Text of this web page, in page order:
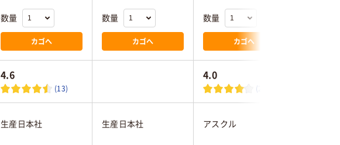
数量
カゴへ
数量
カゴへ
数量
カゴへ
4.6
(13)
4.0
(2)
生産日本社 生産日本社 アスクル